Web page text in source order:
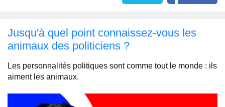
Jusqu'à quel point connaissez-vous les
animaux des politiciens ?
Les personnalités politiques sont comme tout le monde : ils
aiment les animaux.